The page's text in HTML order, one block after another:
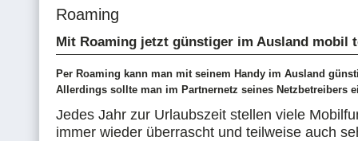
Roaming
Mit Roaming jetzt günstiger im Ausland mobil
Per Roaming kann man mit seinem Handy im Ausland
Allerdings sollte man im Partnernetz seines Netzbetreibers
Jedes Jahr zur Urlaubszeit stellen viele
immer wieder überrascht und teilweise auch